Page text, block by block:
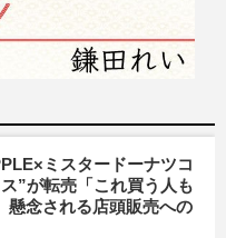
ミスタードーナツコ
”が転売「これ買う人も
懸念される店頭販売への